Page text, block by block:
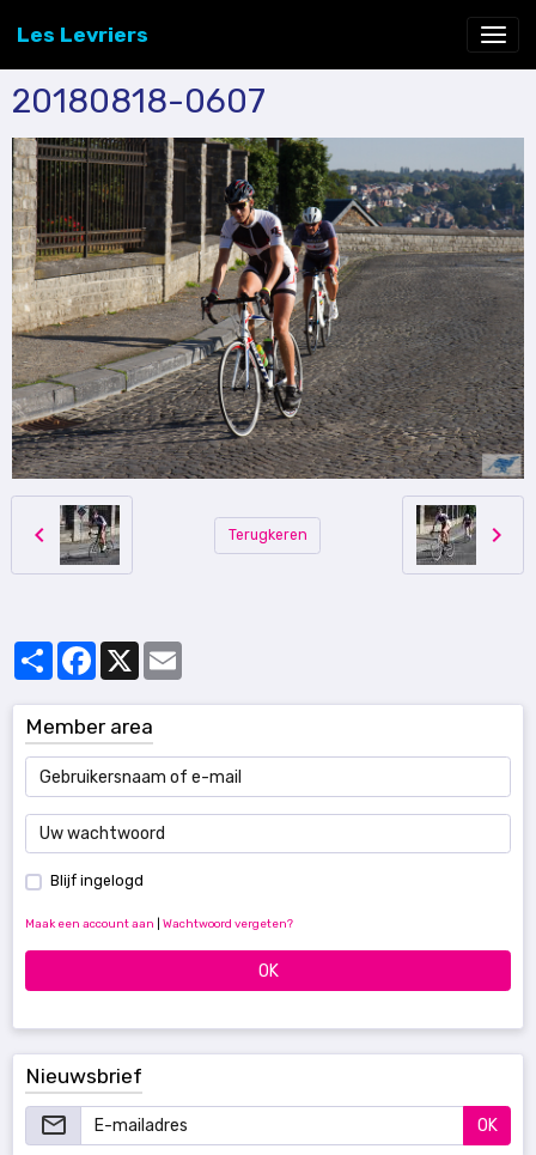
Les Levriers
20180818-0607
Terugkeren
PartagerFacebook
Member area
Blijf ingelogd
Maak een account aan Wachtwoord vergeten?
OK
Nieuwsbrief
OK